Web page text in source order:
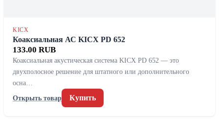
KICX
Коаксиальная АС KICX PD 652
133.00 RUB
Коаксиальная акустическая система KICX PD 652 — это
двухполосное решение для штатного или дополнительного
осна…
Открыть товар
Купить